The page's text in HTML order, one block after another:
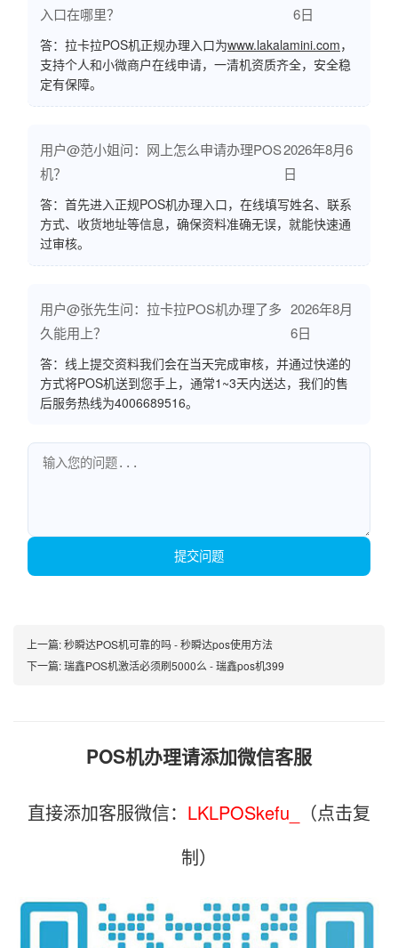
入口在哪里？
6日
答：拉卡拉POS机正规办理入口为www.lakalamini.com，
支持个人和小微商户在线申请，一清机资质齐全，安全稳
定有保障。
用户@范小姐问：网上怎么申请办理POS
机？
2026年8月6
日
答：首先进入正规POS机办理入口，在线填写姓名、联系
方式、收货地址等信息，确保资料准确无误，就能快速通
过审核。
用户@张先生问：拉卡拉POS机办理了多
久能用上？
2026年8月
6日
答：线上提交资料我们会在当天完成审核，并通过快递的
方式将POS机送到您手上，通常1~3天内送达，我们的售
后服务热线为4006689516。
提交问题
上一篇:秒瞬达POS机可靠的吗 - 秒瞬达pos使用方法
下一篇:瑞鑫POS机激活必须刷5000么 - 瑞鑫pos机399
POS机办理请添加微信客服
直接添加客服微信： LKLPOSkefu_
（点击复
制）